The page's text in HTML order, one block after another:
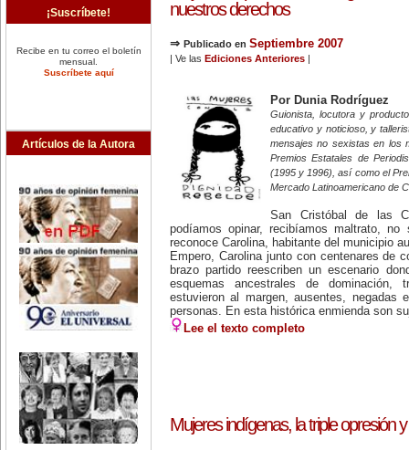
¡Suscríbete!
Recibe en tu correo el boletín
mensual.
Suscríbete aquí
Artículos de la Autora
nuestros derechos
⇒ Publicado en Septiembre 2007
| Ve las Ediciones Anteriores |
Por Dunia Rodríguez
Guionista, locutora y
educativo y noticioso, y
mensajes no sexistas en los
Premios Estatales de
(1995 y 1996), así como el
Mercado Latinoamericano de
San Cristóbal de las
podíamos opinar, recibíamos maltrato,
reconoce Carolina, habitante del municipio
Empero, Carolina junto con centenares de
brazo partido reescriben un escenario
esquemas ancestrales de dominación,
estuvieron al margen, ausentes, negadas
personas. En esta histórica enmienda son
Lee el texto completo
Mujeres indígenas, la triple opresión